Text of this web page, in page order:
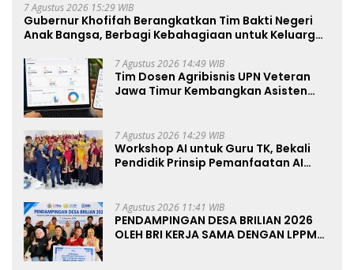
7 Agustus 2026 15:29 WIB
Gubernur Khofifah Berangkatkan Tim Bakti Negeri
Anak Bangsa, Berbagi Kebahagiaan untuk Keluarga
7 Agustus 2026 14:49 WIB
Tim Dosen Agribisnis UPN Veteran
Jawa Timur Kembangkan Asisten
7 Agustus 2026 14:29 WIB
Workshop AI untuk Guru TK, Bekali
Pendidik Prinsip Pemanfaatan AI
7 Agustus 2026 11:41 WIB
PENDAMPINGAN DESA BRILIAN 2026
OLEH BRI KERJA SAMA DENGAN LPPM